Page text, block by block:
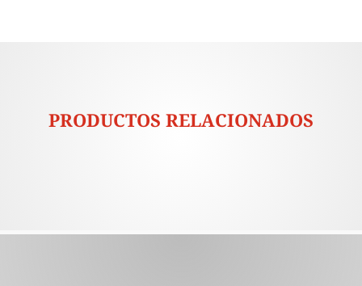
PRODUCTOS RELACIONADOS